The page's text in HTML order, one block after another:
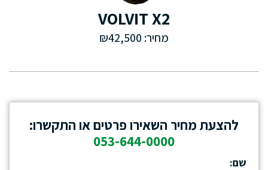
VOLVIT X2
מחיר: ₪42,500
להצעת מחיר השאירו פרטים או התקשרו:
053-644-0000
שם: